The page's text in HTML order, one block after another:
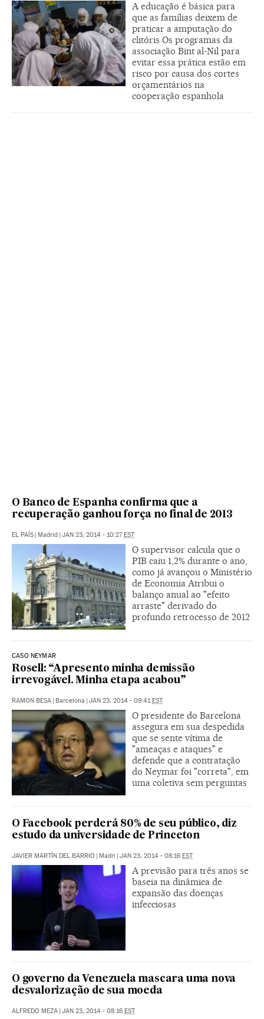
A educação é básica para
que as famílias deixem de
praticar a amputação do
clitóris Os programas da
associação Bint al-Nil para
evitar essa prática estão em
risco por causa dos cortes
orçamentários na
cooperação espanhola
O Banco de Espanha confirma que a
recuperação ganhou força no final de 2013
EL PAÍS | Madrid | JAN 23, 2014 - 10:27EST
O supervisor calcula que o
PIB caiu 1,2% durante o ano,
como já avançou o Ministério
de Economia Atribui o
balanço anual ao "efeito
arraste" derivado do
profundo retrocesso de 2012
CASO NEYMAR
Rosell: “Apresento minha demissão
irrevogável. Minha etapa acabou”
RAMON BESA | Barcelona | JAN 23, 2014 - 09:41EST
O presidente do Barcelona
assegura em sua despedida
que se sente vítima de
"ameaças e ataques" e
defende que a contratação
do Neymar foi "correta", em
uma coletiva sem perguntas
O Facebook perderá 80% de seu público, diz
estudo da universidade de Princeton
JAVIER MARTÍN DEL BARRIO | Madri | JAN 23, 2014 - 08:16 EST
A previsão para três anos se
baseia na dinâmica de
expansão das doenças
infecciosas
O governo da Venezuela mascara uma nova
desvalorização de sua moeda
ALFREDO MEZA | JAN 23, 2014 - 08:16 EST